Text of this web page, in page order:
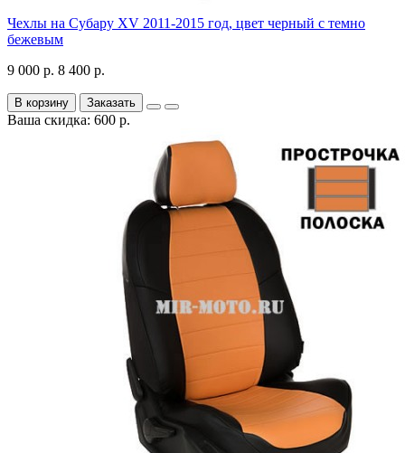
Чехлы на Субару XV 2011-2015 год, цвет черный с темно
бежевым
9 000 р. 8 400 р.
В корзину Заказать
Ваша скидка: 600 р.